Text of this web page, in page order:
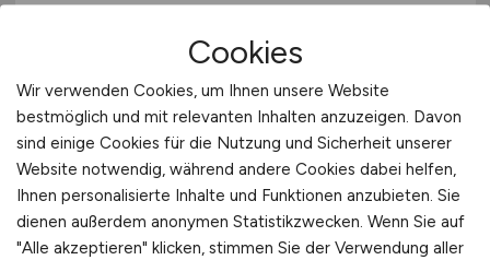
SAP Inhouse Consultant WM +
Dr. Maier + Partner GmbH Executive Search
vor 5 Tagen
Region Bremen
Cookies
Wir verwenden Cookies, um Ihnen unsere Website
bestmöglich und mit relevanten Inhalten anzuzeigen. Davon
sind einige Cookies für die Nutzung und Sicherheit unserer
Website notwendig, während andere Cookies dabei helfen,
Ihnen personalisierte Inhalte und Funktionen anzubieten. Sie
dienen außerdem anonymen Statistikzwecken. Wenn Sie auf
"Alle akzeptieren" klicken, stimmen Sie der Verwendung aller